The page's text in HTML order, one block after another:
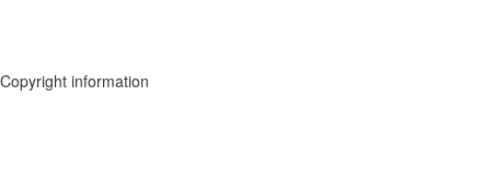
Copyright information